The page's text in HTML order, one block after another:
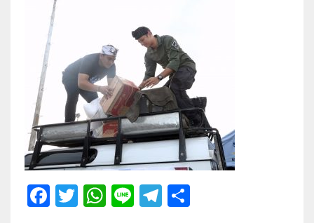
Facebook
Twitter
WhatsApp
LineTelegram